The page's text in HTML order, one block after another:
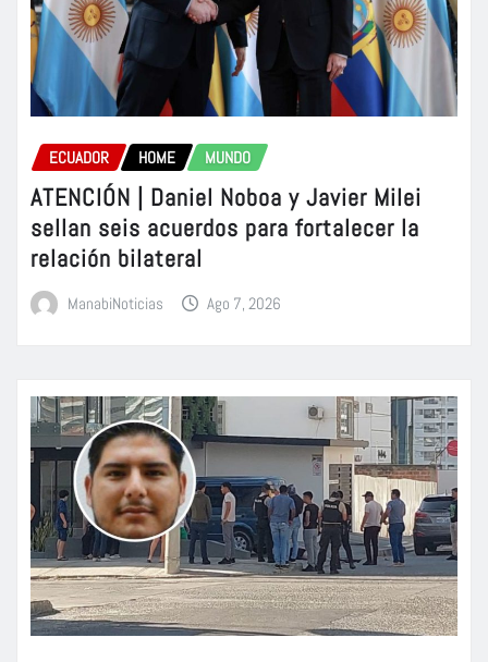
ECUADOR HOME MUNDO
ATENCIÓN | Daniel Noboa y Javier Milei
sellan seis acuerdos para fortalecer la
relación bilateral
ManabiNoticias Ago 7, 2026